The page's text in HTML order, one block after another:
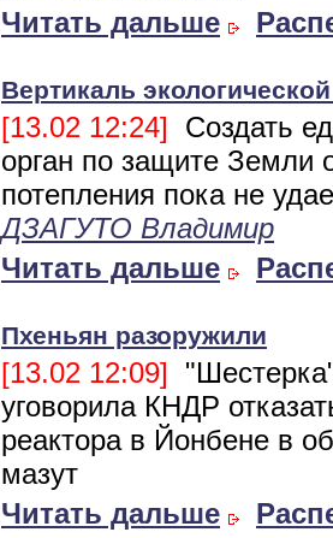
Читать дальше
Вертикаль
[13.02 12:24] Создать
орган по защите Земли
потепления пока не
ДЗАГУТО Владимир
Читать дальше
Пхеньян разоружили
[13.02 12:09]
уговорила КНДР
реактора в Йонбене в
мазут
Читать дальше